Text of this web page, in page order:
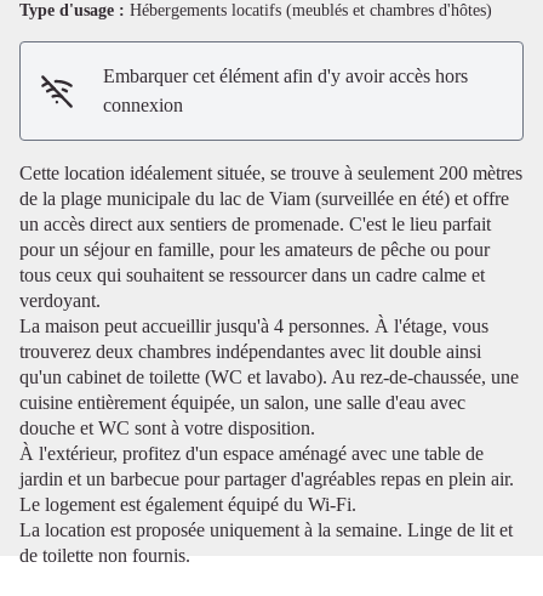
Voir l'image en plein écran
Type d'usage : Hébergements locatifs (meublés et chambres d'hôtes)
Embarquer cet élément afin d'y avoir accès hors
connexion
Cette location idéalement située, se trouve à seulement 200 mètres
de la plage municipale du lac de Viam (surveillée en été) et offre
un accès direct aux sentiers de promenade. C'est le lieu parfait
pour un séjour en famille, pour les amateurs de pêche ou pour
tous ceux qui souhaitent se ressourcer dans un cadre calme et
verdoyant.
La maison peut accueillir jusqu'à 4 personnes. À l'étage, vous
trouverez deux chambres indépendantes avec lit double ainsi
qu'un cabinet de toilette (WC et lavabo). Au rez-de-chaussée, une
cuisine entièrement équipée, un salon, une salle d'eau avec
douche et WC sont à votre disposition.
À l'extérieur, profitez d'un espace aménagé avec une table de
jardin et un barbecue pour partager d'agréables repas en plein air.
Le logement est également équipé du Wi-Fi.
La location est proposée uniquement à la semaine. Linge de lit et
de toilette non fournis.